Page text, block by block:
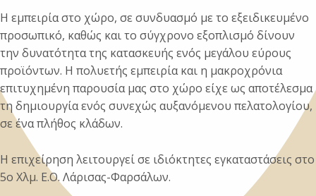
Η εμπειρία στο χώρο, σε συνδυασμό με το εξειδικευμένο
προσωπικό, καθώς και το σύγχρονο εξοπλισμό δίνουν
την δυνατότητα της κατασκευής ενός μεγάλου εύρους
προϊόντων. Η πολυετής εμπειρία και η μακροχρόνια
επιτυχημένη παρουσία μας στο χώρο είχε ως αποτέλεσμα
τη δημιουργία ενός συνεχώς αυξανόμενου πελατολογίου,
σε ένα πλήθος κλάδων.
Η επιχείρηση λειτουργεί σε ιδιόκτητες εγκαταστάσεις στο
5ο Χλμ. Ε.Ο. Λάρισας-Φαρσάλων.